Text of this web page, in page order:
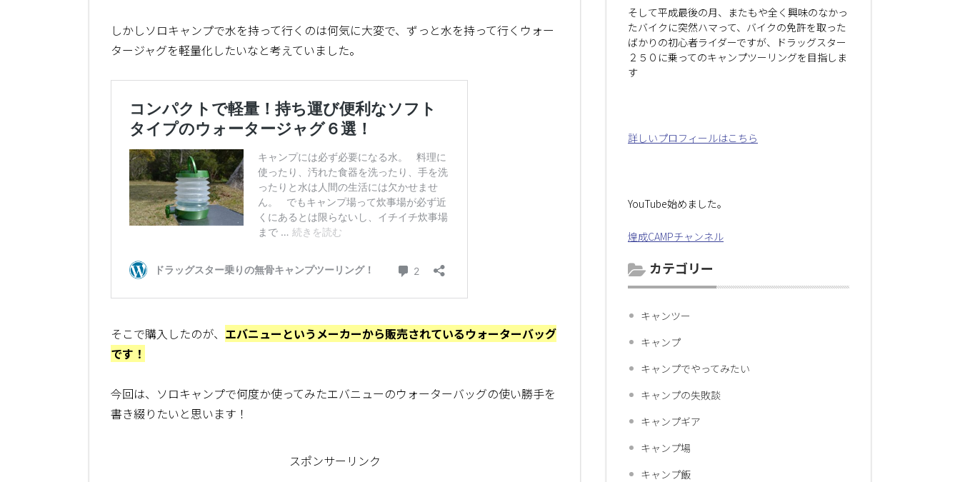
しかしソロキャンプで水を持って行くのは何気に大変で、ずっと水を持って行くウォー
タージャグを軽量化したいなと考えていました。
そこで購入したのが、 エバニューというメーカーから販売されているウォーターバッグ
です！
今回は、ソロキャンプで何度か使ってみたエバニューのウォーターバッグの使い勝手を
書き綴りたいと思います！
スポンサーリンク
そして平成最後の月、またもや全く興味のなかっ
たバイクに突然ハマって、バイクの免許を取った
ばかりの初心者ライダーですが、ドラッグスター
２５０に乗ってのキャンプツーリングを目指しま
す
詳しいプロフィールはこちら
YouTube始めました。
煌成CAMPチャンネル
カテゴリー
キャンツー
キャンプ
キャンプでやってみたい
キャンプの失敗談
キャンプギア
キャンプ場
キャンプ飯